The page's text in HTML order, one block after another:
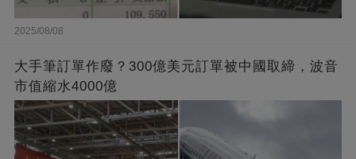
2025/08/08
大手筆訂單作廢？300億美元訂單被中國取締，波音
市值縮水4000億